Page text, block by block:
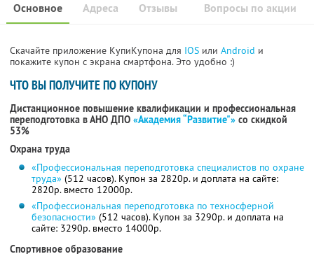
Основное Отзывы Вопросы по акции
Адреса
Скачайте приложение КупиКупона для IOS или Android и
покажите купон с экрана смартфона. Это удобно :)
ЧТО ВЫ ПОЛУЧИТЕ ПО КУПОНУ
Дистанционное повышение квалификации и профессиональная
переподготовка в АНО ДПО «Академия “Развитие"» со скидкой
53%
Охрана труда
«Профессиональная переподготовка специалистов по охране
труда» (512 часов). Купон за 2820р. и доплата на сайте:
2820р. вместо 12000р.
«Профессиональная переподготовка по техносферной
безопасности» (512 часов). Купон за 3290р. и доплата на
сайте: 3290р. вместо 14000р.
Спортивное образование